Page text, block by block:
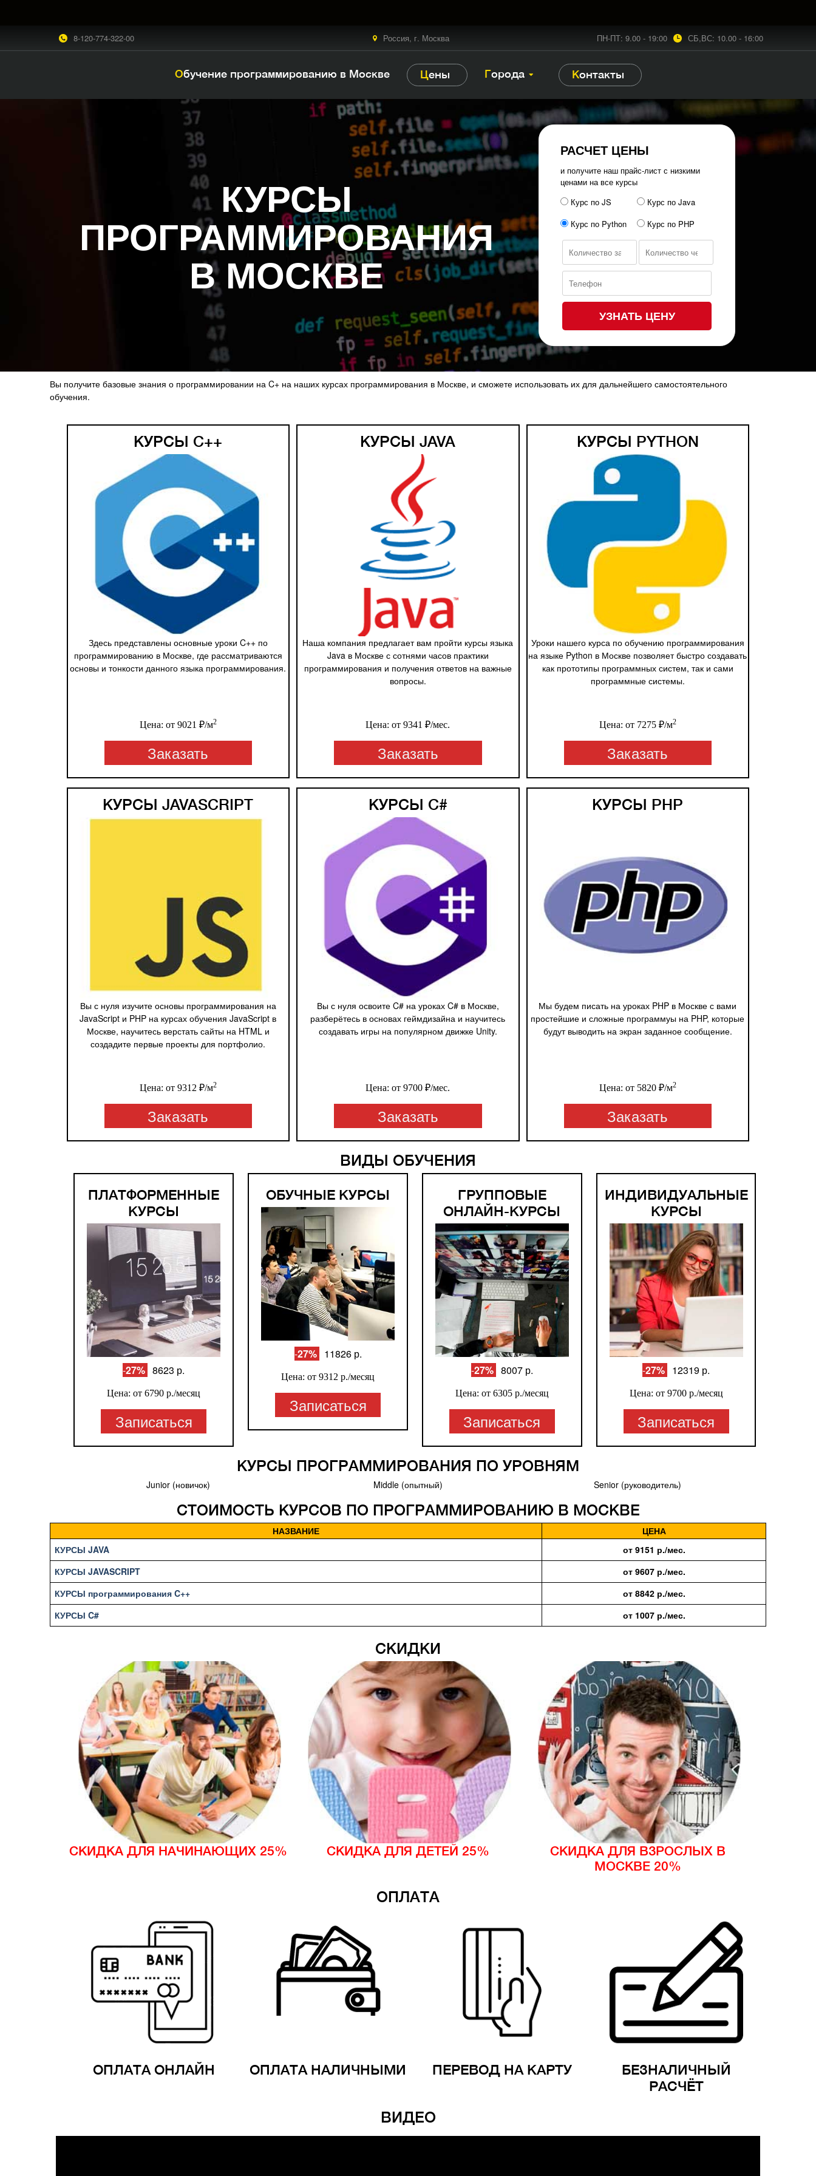
8-120-774-322-00 Россия, г. Москва ПН-ПТ: 9.00 - 19:00 СБ,ВС: 10.00 - 16:00
Обучение программированию в Москве Цены Города Контакты
КУРСЫ
ПРОГРАММИРОВАНИЯ
В МОСКВЕ
РАСЧЕТ ЦЕНЫ
и получите наш прайс-лист с низкими
ценами на все курсы
Курс по JS
Курс по Java
Курс по Python
Курс по PHP
УЗНАТЬ ЦЕНУ
Вы получите базовые знания о программировании на C+ на наших курсах программирования в Москве, и сможете использовать их для дальнейшего самостоятельного
обучения.
КУРСЫ C++
Здесь представлены основные уроки C++ по
программированию в Москве, где рассматриваются
основы и тонкости данного языка программирования.
Цена: от 9021 ₽/м2
Заказать
КУРСЫ JAVA
Наша компания предлагает вам пройти курсы языка
Java в Москве с сотнями часов практики
программирования и получения ответов на важные
вопросы.
Цена: от 9341 ₽/мес.
Заказать
КУРСЫ PYTHON
Уроки нашего курса по обучению программирования
на языке Python в Москве позволяет быстро создавать
как прототипы программных систем, так и сами
программные системы.
Цена: от 7275 ₽/м2
Заказать
КУРСЫ JAVASCRIPT
Вы с нуля изучите основы программирования на
JavaScript и PHP на курсах обучения JavaScript в
Москве, научитесь верстать сайты на HTML и
создадите первые проекты для портфолио.
Цена: от 9312 ₽/м2
Заказать
КУРСЫ C#
Вы с нуля освоите C# на уроках C# в Москве,
разберётесь в основах геймдизайна и научитесь
создавать игры на популярном движке Unity.
Цена: от 9700 ₽/мес.
Заказать
КУРСЫ PHP
Мы будем писать на уроках PHP в Москве с вами
простейшие и сложные программуы на PHP, которые
будут выводить на экран заданное сообщение.
Цена: от 5820 ₽/м2
Заказать
ВИДЫ ОБУЧЕНИЯ
ПЛАТФОРМЕННЫЕ
КУРСЫ
-27% 8623 р.
Цена: от 6790 р./месяц
Записаться
ОБУЧНЫЕ КУРСЫ
-27% 11826 р.
Цена: от 9312 р./месяц
Записаться
ГРУППОВЫЕ
ОНЛАЙН-КУРСЫ
-27% 8007 р.
Цена: от 6305 р./месяц
Записаться
ИНДИВИДУАЛЬНЫЕ
КУРСЫ
-27% 12319 р.
Цена: от 9700 р./месяц
Записаться
КУРСЫ ПРОГРАММИРОВАНИЯ ПО УРОВНЯМ
Junior (новичок) Middle (опытный) Senior (руководитель)
СТОИМОСТЬ КУРСОВ ПО ПРОГРАММИРОВАНИЮ В МОСКВЕ
НАЗВАНИЕ
ЦЕНА
КУРСЫ JAVA
от 9151 р./мес.
КУРСЫ JAVASCRIPT
от 9607 р./мес.
КУРСЫ программирования C++
от 8842 р./мес.
КУРСЫ C#
от 1007 р./мес.
СКИДКИ
СКИДКА ДЛЯ НАЧИНАЮЩИХ 25% СКИДКА ДЛЯ ДЕТЕЙ 25%
СКИДКА ДЛЯ ВЗРОСЛЫХ В
МОСКВЕ 20%
ОПЛАТА
ОПЛАТА ОНЛАЙН ОПЛАТА НАЛИЧНЫМИ ПЕРЕВОД НА КАРТУ
БЕЗНАЛИЧНЫЙ
РАСЧЁТ
ВИДЕО
ЗАКАЗАТЬ БЕСПЛАТНЫЙ ЗВОНОК